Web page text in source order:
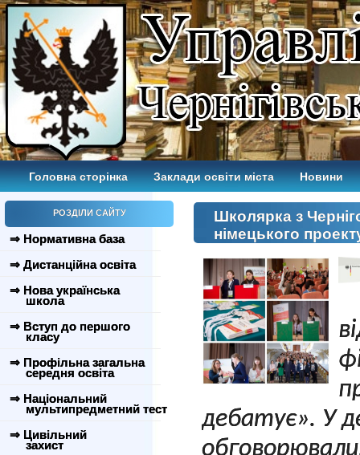
Головна сторінка Заклади освіти міста Новини
РОЗДІЛИ САЙТУ
⇒ Нормативна база
⇒ Дистанційна освіта
⇒ Нова українська
школа
⇒ Вступ до першого
класу
⇒ Профільна загальна
середня освіта
⇒ Національний
мультипредметний тест
⇒ Цивільний
захист
Школярка з
німецького
дебатує». У